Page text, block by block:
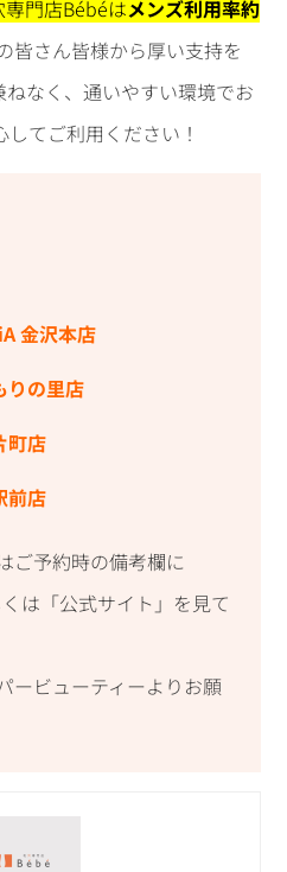
専門店Bébéはメンズ利用率約
皆さん皆様から厚い支持を
なく、通いやすい環境でお
てご利用ください！
金沢本店
りの里店
町店
前店
ご予約時の備考欄に
は「公式サイト」を見て
ビューティーよりお願